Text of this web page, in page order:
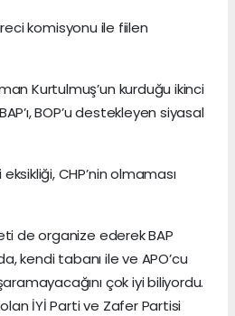
komisyonu ile fiilen
Kurtulmuş’un kurduğu ikinci
BOP’u destekleyen siyasal
CHP’nin olmaması
de organize ederek BAP
kendi tabanı ile ve APO’cu
çok iyi biliyordu.
olan İYİ Parti ve Zafer Partisi